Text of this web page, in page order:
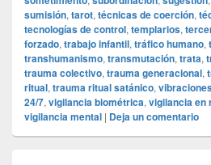
sumisión, tarot, técnicas de coerción,
tecnologías de control, templarios,
forzado, trabajo infantil, tráfico humano,
transhumanismo, transmutación, trata,
trauma colectivo, trauma generacional,
ritual, trauma ritual satánico,
24/7, vigilancia biométrica, vigilancia en
vigilancia mental | Deja un comentario